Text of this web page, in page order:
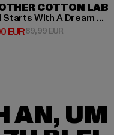
EUR
COTTON LAB
It All Starts With A Dream Oversize
EURPreis: 36,00 EUR
89,99 EURAktionspreis:
AN, UM